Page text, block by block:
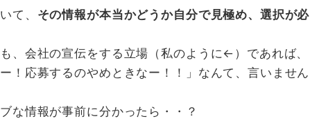
て、 その情報が本当かどうか自分で見極め、選択が必
、会社の宣伝をする立場（私のように←）であれば、
！応募するのやめときなー！！」なんて、言いません
な情報が事前に分かったら・・？